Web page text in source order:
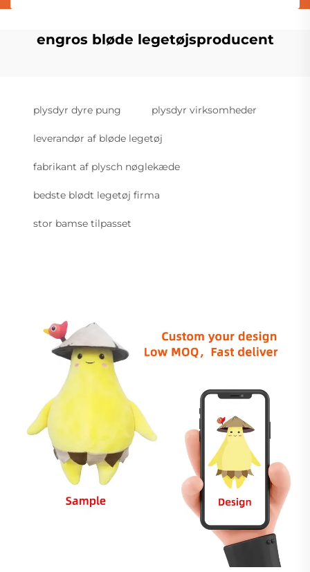
engros bløde legetøjsproducent
plysdyr dyre pung plysdyr virksomheder
leverandør af bløde legetøj
fabrikant af plysch nøglekæde
bedste blødt legetøj firma
stor bamse tilpasset